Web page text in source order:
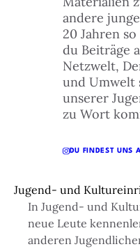
andere
20 Jahren
du Beiträge
Netzwelt,
und Umwelt
unserer
zu Wort
DU FINDEST UNS
Jugend- und
In Jugend- und
neue Leute
anderen